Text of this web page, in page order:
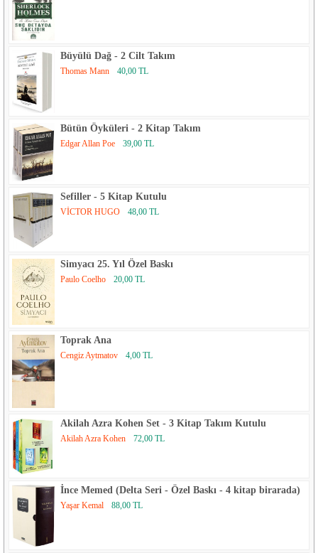
Büyülü Dağ - 2 Cilt Takım
Thomas Mann 40,00 TL
Bütün Öyküleri - 2 Kitap Takım
Edgar Allan Poe 39,00 TL
Sefiller - 5 Kitap Kutulu
VİCTOR HUGO 48,00 TL
Simyacı 25. Yıl Özel Baskı
Paulo Coelho 20,00 TL
Toprak Ana
Cengiz Aytmatov 4,00 TL
Akilah Azra Kohen Set - 3 Kitap Takım Kutulu
Akilah Azra Kohen 72,00 TL
İnce Memed (Delta Seri - Özel Baskı - 4 kitap birarada)
Yaşar Kemal 88,00 TL